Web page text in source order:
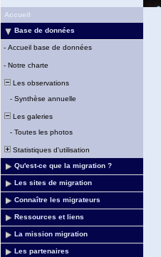
Accueil
Base de données
- Accueil base de données
- Notre charte
Les observations
- Synthèse annuelle
Les galeries
- Toutes les photos
Statistiques d'utilisation
Qu'est-ce que la migration ?
Les sites de migration
Connaître les migrateurs
Ressources et liens
La mission migration
Les partenaires